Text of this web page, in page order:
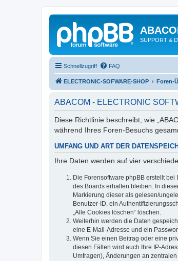
SUPPORT &
Schnellzugriff FAQ
ELECTRONIC-SOFWARE-SHOP Foren-
ABACOM - ELECTRONIC
Diese Richtlinie beschreibt, wie
während Ihres Foren-Besuchs
UMFANG UND ART DER
Ihre Daten werden auf vier
Die Forensoftware phpBB erstellt
des Boards erhalten bleiben. In
Markierung dieser als gelesen/
Benutzer-ID, ein
„Alle Cookies löschen“ löschen.
Weiterhin werden die Daten
eine E-Mail-Adresse und ein
Wenn Sie einen Beitrag oder eine
diesen Fällen wird auch Ihre IP-
Umfragen), Änderungen an